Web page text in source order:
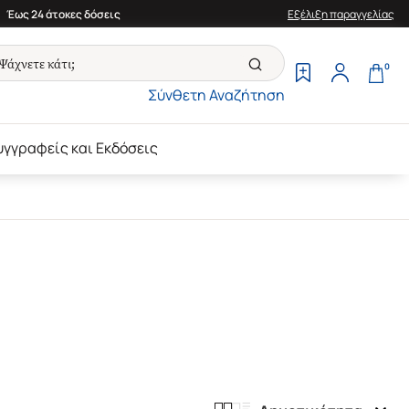
Έως 24 άτοκες δόσεις Εξέλιξη παραγγελίας
Σύνθετη Αναζήτηση
0
και Εκδόσεις